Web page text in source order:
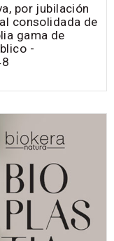
por jubilación
consolidada de
gama de
-